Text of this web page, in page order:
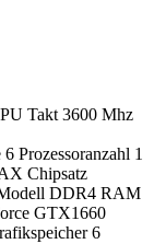
Takt 3600 Mhz
Prozessoranzahl 1
Chipsatz
DDR4 RAM
GTX1660
6